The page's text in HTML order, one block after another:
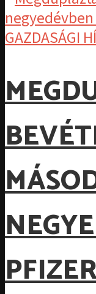
GAZDASÁGI